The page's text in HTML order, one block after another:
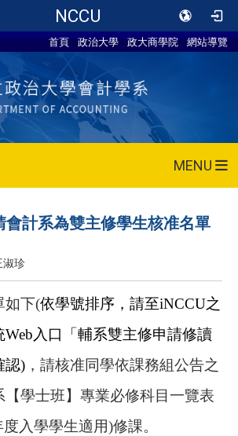
NCCU
首頁 政治大學 政大商學院 網站導覽
MENU
會計系為雙主修學生核准名單
淑珍
如下(依學號排序，請至iNCCU之
Web入口「輔系雙主修申請修讀
認) ，請核准同學依課務組公告之
【學士班】專業必修科目一覽表
入學學生適用)修課。